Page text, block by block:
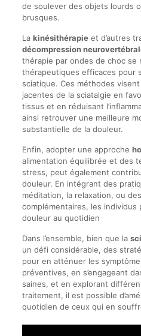
de soulever des objets lourds
brusques.
La kinésithérapieet d’autres
décompression
thérapie par ondes de choc
thérapeutiques efficaces pour
sciatique. Ces méthodes
jacentes de la sciatalgie en
tissus et en réduisant
ainsi retrouver une meilleure
substantielle de la douleur.
Enfin, adopter une approche
alimentation équilibrée et des
stress, peut également
douleur. En intégrant des
méditation, la relaxation, ou
complémentaires, les
douleur au quotidien
Dans l’ensemble, bien que la
un défi considérable, des
pour en atténuer les
préventives, en s’engageant
saines, et en explorant
traitement, il est possible
quotidien de ceux qui en